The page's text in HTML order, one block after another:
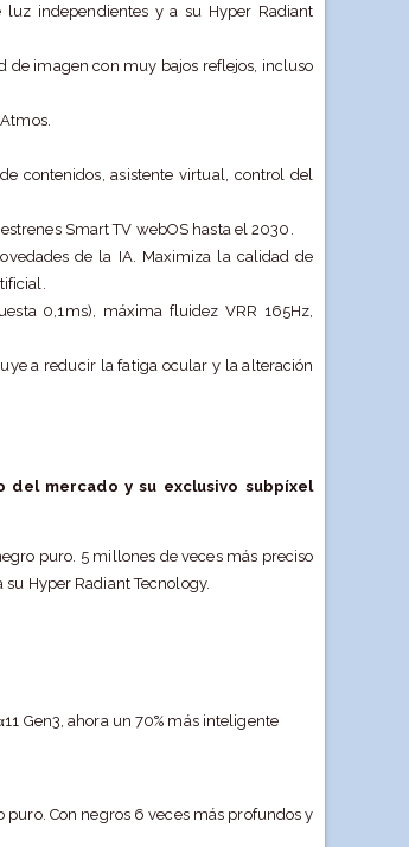
independientes y a su Hyper Radiant
de imagen con muy bajos reflejos, incluso
contenidos, asistente virtual, control del
Smart TV webOS hasta el 2030.
de la IA. Maximiza la calidad de
0,1ms), máxima fluidez VRR 165Hz,
a reducir la fatiga ocular y la alteración
mercado y su exclusivo subpíxel
puro. 5 millones de veces más preciso
Hyper Radiant Tecnology.
Gen3, ahora un 70% más inteligente
Con negros 6 veces más profundos y